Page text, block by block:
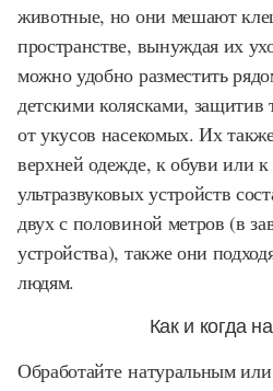
животные, но они мешают
пространстве, вынуждая их
можно удобно разместить
детскими колясками,
от укусов насекомых. Их
верхней одежде, к обуви или
ультразвуковых устройств
двух с половиной метров (в
устройства), также они
людям.
Как и когда
Обработайте натуральным